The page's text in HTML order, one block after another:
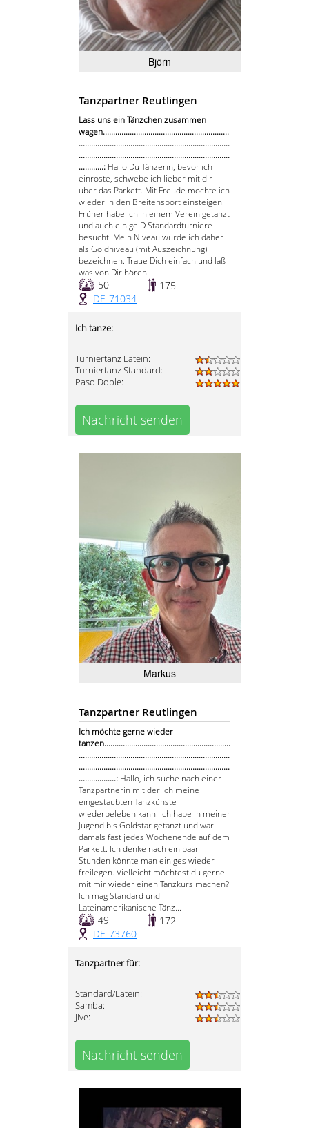
Björn
Tanzpartner Reutlingen
Lass uns ein Tänzchen zusammen
wagen.............................................................
.........................................................................
.........................................................................
............: Hallo Du Tänzerin, bevor ich
einroste, schwebe ich lieber mit dir
über das Parkett. Mit Freude möchte ich
wieder in den Breitensport einsteigen.
Früher habe ich in einem Verein getanzt
und auch einige D Standardturniere
besucht. Mein Niveau würde ich daher
als Goldniveau (mit Auszeichnung)
bezeichnen. Traue Dich einfach und laß
was von Dir hören.
50
175
DE-71034
Ich tanze:
Turniertanz Latein:
Turniertanz Standard:
Paso Doble:
Nachricht senden
Markus
Tanzpartner Reutlingen
Ich möchte gerne wieder
tanzen.............................................................
.........................................................................
.........................................................................
..................: Hallo, ich suche nach einer
Tanzpartnerin mit der ich meine
eingestaubten Tanzkünste
wiederbeleben kann. Ich habe in meiner
Jugend bis Goldstar getanzt und war
damals fast jedes Wochenende auf dem
Parkett. Ich denke nach ein paar
Stunden könnte man einiges wieder
freilegen. Vielleicht möchtest du gerne
mit mir wieder einen Tanzkurs machen?
Ich mag Standard und
Lateinamerikanische Tänz...
49
172
DE-73760
Tanzpartner für:
Standard/Latein:
Samba:
Jive:
Nachricht senden